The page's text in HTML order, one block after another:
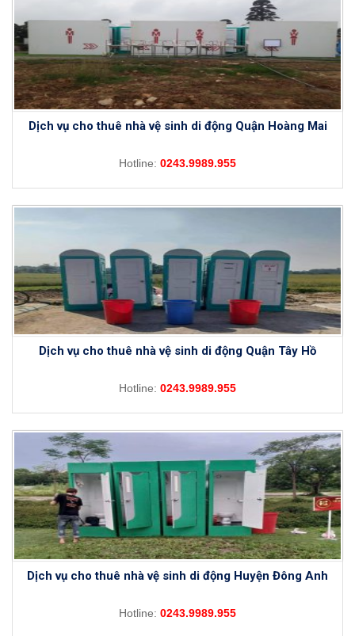
Dịch vụ cho thuê nhà vệ sinh di động Quận Hoàng Mai
Hotline: 0243.9989.955
Dịch vụ cho thuê nhà vệ sinh di động Quận Tây Hồ
Hotline: 0243.9989.955
Dịch vụ cho thuê nhà vệ sinh di động Huyện Đông Anh
Hotline: 0243.9989.955